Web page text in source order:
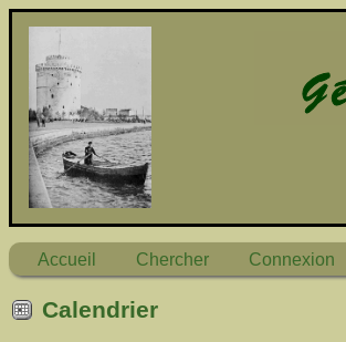
Accueil Chercher Connexion
Calendrier